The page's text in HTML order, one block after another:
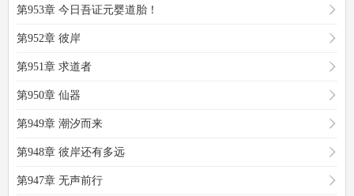
第953章 今日吾证元婴道胎！
第952章 彼岸
第951章 求道者
第950章 仙器
第949章 潮汐而来
第948章 彼岸还有多远
第947章 无声前行